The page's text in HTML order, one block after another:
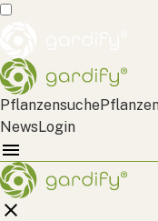
Pflanzensuche
NewsLogin